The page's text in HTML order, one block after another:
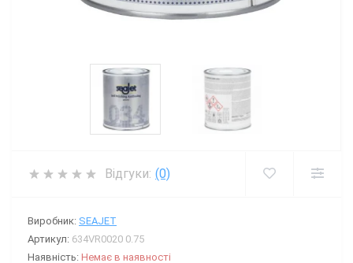
Відгуки: (0)
Виробник: SEAJET
Артикул: 634VR0020 0.75
Наявність: Немає в наявності